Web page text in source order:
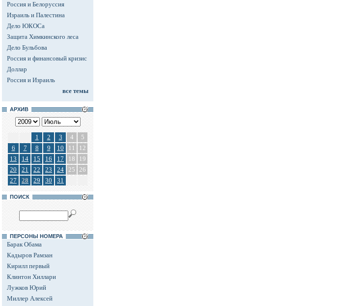
Россия и Белоруссия
Израиль и Палестина
Дело ЮКОСа
Защита Химкинского леса
Дело Бульбова
Россия и финансовый кризис
Доллар
Россия и Израиль
все темы
АРХИВ
1 2 3 4
5
6
7 8 9 10 11
12
13
14 15 16 17 18
19
20
21 22 23 24 25 26
27
28 29 30 31
ПОИСК
ПЕРСОНЫ НОМЕРА
Барак Обама
Кадыров Рамзан
Кирилл первый
Клинтон Хиллари
Лужков Юрий
Миллер Алексей